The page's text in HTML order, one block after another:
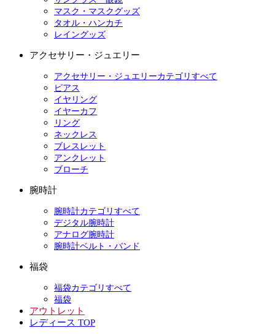
マスク・マスクグッズ
タオル・ハンカチ
レイングッズ
アクセサリー・ジュエリー
アクセサリー・ジュエリーカテゴリすべて
ピアス
イヤリング
イヤーカフ
リング
ネックレス
ブレスレット
アンクレット
ブローチ
腕時計
腕時計カテゴリすべて
デジタル腕時計
アナログ腕時計
腕時計ベルト・バンド
福袋
福袋カテゴリすべて
福袋
アウトレット
レディース TOP